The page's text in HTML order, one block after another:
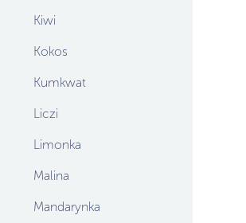
Kiwi
Kokos
Kumkwat
Liczi
Limonka
Malina
Mandarynka